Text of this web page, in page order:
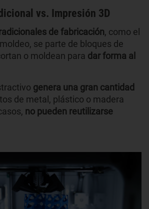
vs. Impresión 3D
de fabricación, como el
se parte de bloques de
o moldean para dar forma al
genera una gran cantidad
de metal, plástico o madera
no pueden reutilizarse